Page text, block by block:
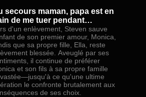
secours maman, papa est en
de me tuer pendant
!
d'un enlèvement, Steven sauve
de son premier amour, Monica,
que sa propre fille, Ella, reste
blessée. Aveuglé par ses
il continue de préférer
et son fils à sa propre famille
ce qu'une ultime
le confronte brutalement aux
de ses choix.